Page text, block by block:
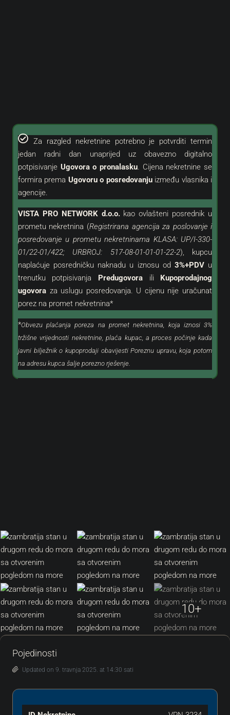
Za razgled nekretnine potrebno je potvrditi termin
jedan radni dan unaprijed uz obavezno digitalno
potpisivanje Ugovora o pronalasku. Cijena nekretnine se
formira prema Ugovoru o posredovanjuizmeđu vlasnika i
agencije.
VISTA PRO NETWORK d.o.o.kaoovlašteni posrednik u
prometu nekretnina (Registrirana agencija za poslovanje i
posredovanje u prometu nekretninama KLASA: UP/I-330-
01/22-01/422; URBROJ: 517-08-01-01-01-22-2), kupcu
naplaćuje posredničku naknadu u iznosu od 3%+PDVu
trenutku potpisivanja Predugovora ili Kupoprodajnog
ugovoraza uslugu posredovanja. U cijenu nije uračunat
porez na promet nekretnina*
*Obvezu plaćanja poreza na promet nekretnina, koja iznosi 3%
tržišne vrijednosti nekretnine, plaća kupac, a proces počinje kada
javni bilježnik o kupoprodaji obavijesti Poreznu upravu, koja potom
na adresu kupca šalje porezno rješenje.
10+
Pojedinosti
Updated on 9. travnja 2025. at 14:30 sati